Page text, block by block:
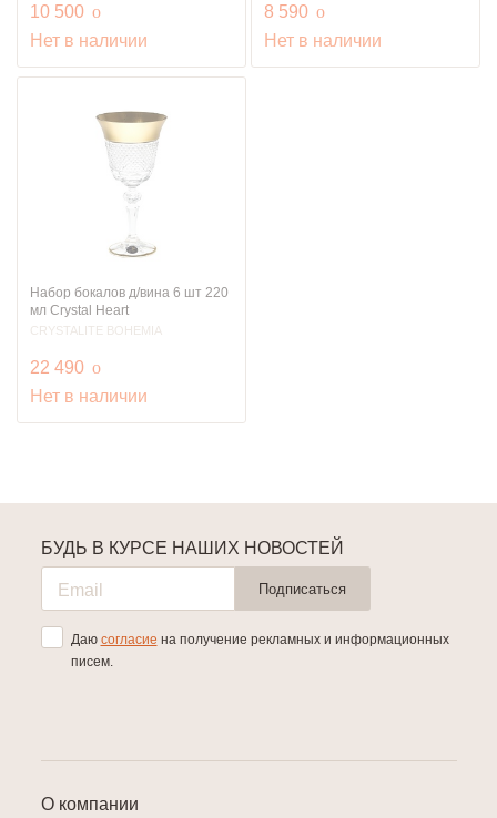
10 500 руб.
o
Нет в наличии
8 590 руб.
o
Нет в наличии
Набор бокалов д/вина 6 шт 220
мл Crystal Heart
CRYSTALITE BOHEMIA
22 490 руб.
o
Нет в наличии
О компании
БУДЬ В КУРСЕ НАШИХ НОВОСТЕЙ
Подписаться
Даю согласие на получение рекламных и информационных
писем.